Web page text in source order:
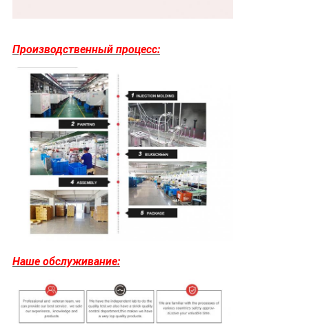
Производственный процесс:
Наше обслуживание: